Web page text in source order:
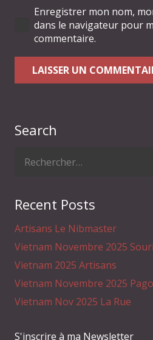
Enregistrer mon nom,
dans le navigateur pour
commentaire.
LAISSER UN
Search
Rechercher :
Recent Posts
Artisans Le Nibmaster
Vietnam Novembre 2025
Vietnam 2025 Artisans
Vietnam Novembre 2025
Vietnam Nov 2025 La Rue
S'inscrire à ma Newsletter